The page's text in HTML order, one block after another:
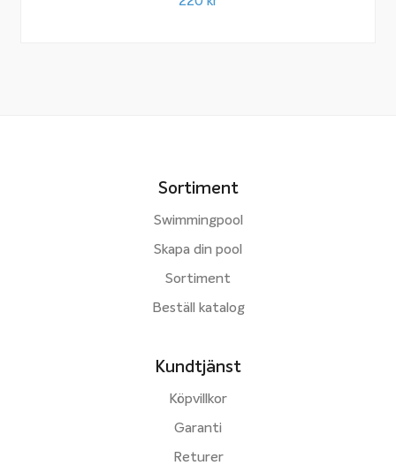
Sortiment
Swimmingpool
Skapa din pool
Sortiment
Beställ katalog
Kundtjänst
Köpvillkor
Garanti
Returer